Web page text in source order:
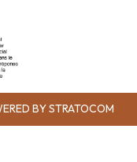
BY STRATOCOM